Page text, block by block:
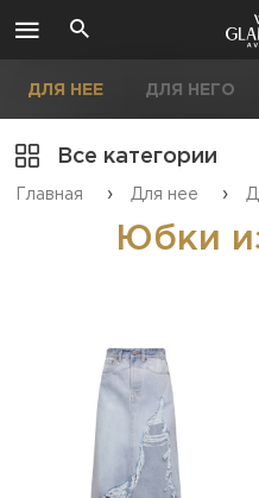
ДЛЯ НЕЕ ДЛЯ НЕГО
Все категории
Главная › Для нее ›
Юбки